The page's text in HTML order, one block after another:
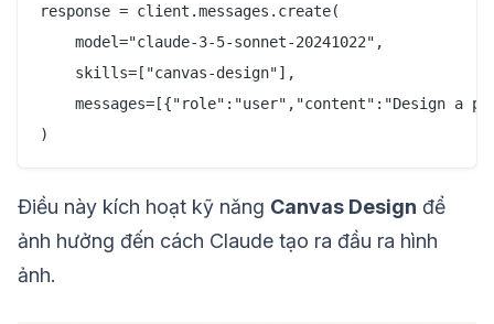
response = client.messages.create(
    model="claude-3-5-sonnet-20241022",
    skills=["canvas-design"],
messages=[{"role":"user","content":"Design a
Điều này kích hoạt kỹ năng Canvas Design để
ảnh hưởng đến cách Claude tạo ra đầu ra hình
ảnh.